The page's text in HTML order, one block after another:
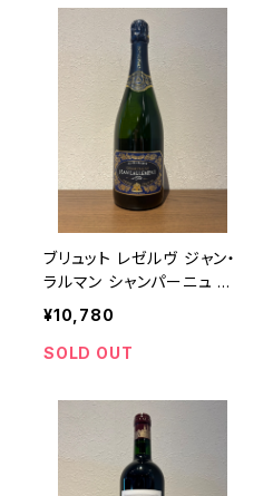
ブリュット レゼルヴ ジャン・
ラルマン シャンパーニュ ヴ
ェルズネイ 750ml
¥10,780
SOLD OUT